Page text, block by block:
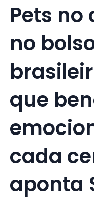
Pets no
no
que
cada
aponta